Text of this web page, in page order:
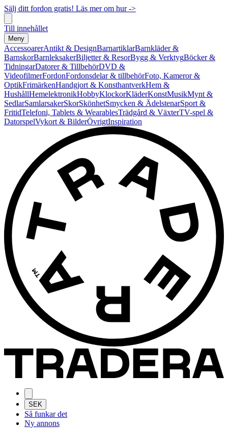
Sälj ditt fordon gratis! Läs mer om hur ->
Till innehållet
Meny
AccessoarerAntikt & DesignBarnartiklarBarnkläder &
BarnskorBarnleksakerBiljetter & ResorBygg & VerktygBöcker &
TidningarDatorer & TillbehörDVD &
VideofilmerFordonFordonsdelar & tillbehörFoto, Kameror &
OptikFrimärkenHandgjort & KonsthantverkHem &
HushållHemelektronikHobbyKlockorKläderKonstMusikMynt &
SedlarSamlarsakerSkorSkönhetSmycken & ÄdelstenarSport &
FritidTelefoni, Tablets & WearablesTrädgård & VäxterTV-spel &
DatorspelVykort & BilderÖvrigtInspiration
SEK
Så funkar det
Ny annons